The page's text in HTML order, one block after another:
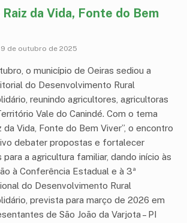
da Vida, Fonte do Bem
9 de outubro de 2025
o município de Oeiras sediou a
do Desenvolvimento Rural
reunindo agricultores, agricultoras
Vale do Canindé. Com o tema
da Vida, Fonte do Bem Viver”, o encontro
debater propostas e fortalecer
a agricultura familiar, dando início às
à Conferência Estadual e à 3ª
do Desenvolvimento Rural
prevista para março de 2026 em
de São João da Varjota – PI